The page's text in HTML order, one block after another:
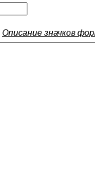
Описание значков